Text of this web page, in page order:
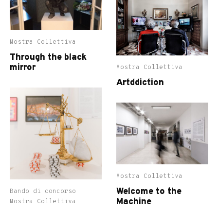
Mostra Collettiva
Through the black
mirror
Bando di concorso
Mostra Collettiva
Mostra Collettiva
Artddiction
Mostra Collettiva
Welcome to the
Machine